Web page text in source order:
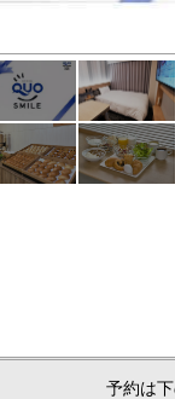
レイアウトや照明にこ
予約は